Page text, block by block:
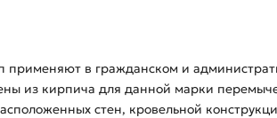
применяют в гражданском и
из кирпича для данной марки
стен, кровельной